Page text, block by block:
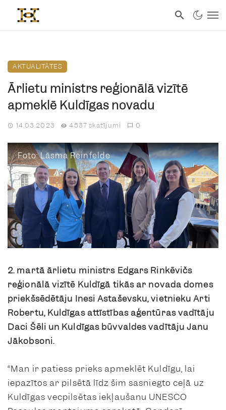
AKTUALITĀTES
Ārlietu ministrs reģionālā vizītē
apmeklē Kuldīgas novadu
14.03.2023 4537 skatījumi 0
Foto: Lāsma Reinfelde
2. martā ārlietu ministrs Edgars Rinkēvičs
reģionālā vizītē Kuldīgā tikās ar novada domes
priekšsēdētāju Inesi Astaševsku, vietnieku Arti
Robertu, Kuldīgas attīstības aģentūras vadītāju
Daci Šēli un Kuldīgas būvvaldes vadītāju Janu
Jākobsoni.
“Man ir patiess prieks apmeklēt Kuldīgu, lai
iepazītos ar pilsētā līdz šim sasniegto ceļā uz
Kuldīgas vecpilsētas iekļaušanu UNESCO